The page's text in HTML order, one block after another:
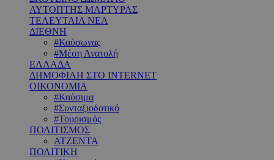
ΑΥΤΟΠΤΗΣ ΜΑΡΤΥΡΑΣ
ΤΕΛΕΥΤΑΙΑ ΝΕΑ
ΔΙΕΘΝΗ
#Καύσωνας
#Μέση Ανατολή
ΕΛΛΑΔΑ
ΔΗΜΟΦΙΛΗ ΣΤΟ INTERNET
ΟΙΚΟΝΟΜΙΑ
#Καύσιμα
#Συνταξιοδοτικό
#Τουρισμός
ΠΟΛΙΤΙΣΜΟΣ
ΑΤΖΕΝΤΑ
ΠΟΛΙΤΙΚΗ